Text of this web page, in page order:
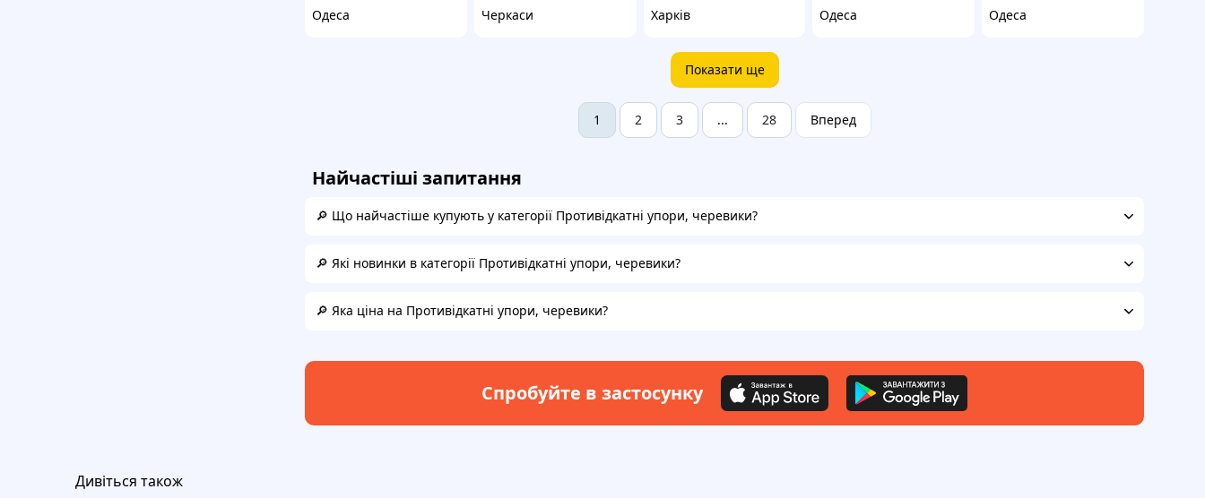
Одеса
Черкаси
Харків
Одеса
Одеса
Показати ще
1 2 3 ... 28 Вперед
Найчастіші запитання
🔎 Що найчастіше купують у категорії Противідкатні упори, черевики?
🔎 Які новинки в категорії Противідкатні упори, черевики?
🔎 Яка ціна на Противідкатні упори, черевики?
Спробуйте в застосунку
Дивіться також